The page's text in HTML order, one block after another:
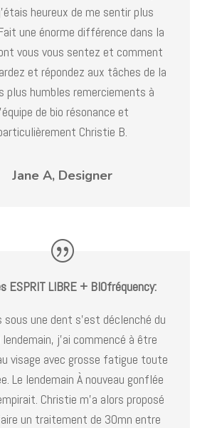
heureux de me sentir plus
une énorme différence dans la
vous vous sentez et comment
et répondez aux tâches de la
plus humbles remerciements à
de bio résonance et
Christie B.
Jane A, Designer
ESPRIT LIBRE + BIOfréquency:
sous une dent s’est déclenché du
lendemain, j’ai commencé à être
visage avec grosse fatigue toute
Le lendemain À nouveau gonflée
Christie m’a alors proposé
un traitement de 30mn entre